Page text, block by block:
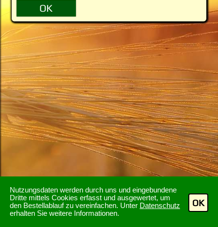
Nutzungsdaten werden durch uns und eingebundene
Dritte mittels Cookies erfasst und ausgewertet, um
den Bestellablauf zu vereinfachen. Unter Datenschutz
erhalten Sie weitere Informationen.
OK